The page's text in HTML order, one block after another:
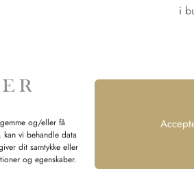
og/eller få
vi behandle data
dit samtykke eller
og egenskaber.
i